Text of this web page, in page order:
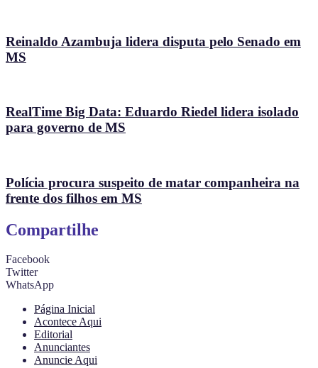
Reinaldo Azambuja lidera disputa pelo Senado em
MS
RealTime Big Data: Eduardo Riedel lidera isolado
para governo de MS
Polícia procura suspeito de matar companheira na
frente dos filhos em MS
Compartilhe
Facebook
Twitter
WhatsApp
Página Inicial
Acontece Aqui
Editorial
Anunciantes
Anuncie Aqui